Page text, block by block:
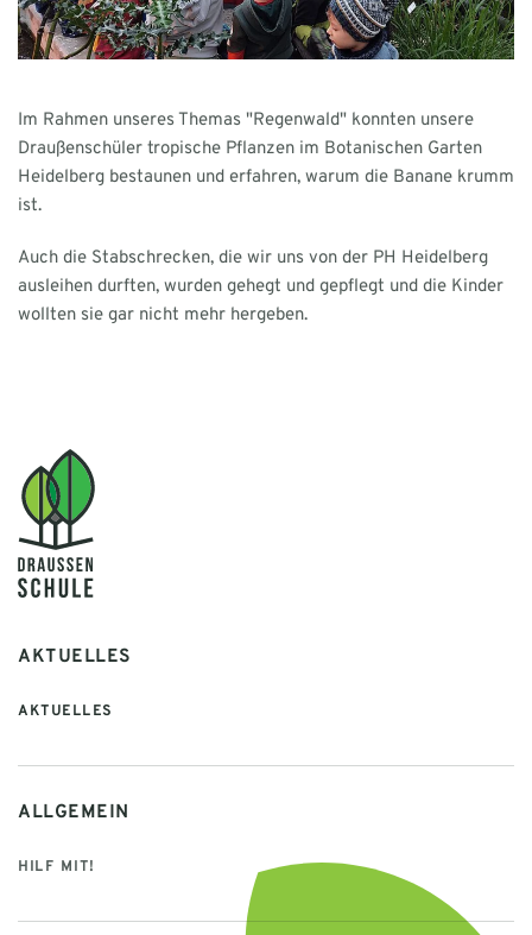
Im Rahmen unseres Themas "Regenwald" konnten unsere
Draußenschüler tropische Pflanzen im Botanischen Garten
Heidelberg bestaunen und erfahren, warum die Banane krumm
ist.
Auch die Stabschrecken, die wir uns von der PH Heidelberg
ausleihen durften, wurden gehegt und gepflegt und die Kinder
wollten sie gar nicht mehr hergeben.
AKTUELLES
AKTUELLES
ALLGEMEIN
HILF MIT!